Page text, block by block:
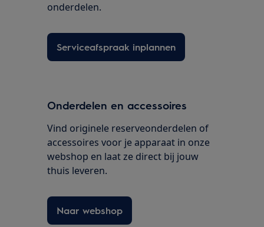
onderdelen.
Serviceafspraak inplannen
Onderdelen en accessoires
Vind originele reserveonderdelen of
accessoires voor je apparaat in onze
webshop en laat ze direct bij jouw
thuis leveren.
Naar webshop